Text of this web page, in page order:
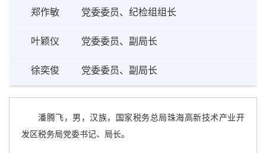
郑作敏 党委委员、纪检组组长
叶颖仪 党委委员、副局长
徐奕俊 党委委员、副局长
潘腾飞，男，汉族，国家税务总局珠海高新技术产业开
发区税务局党委书记、局长。